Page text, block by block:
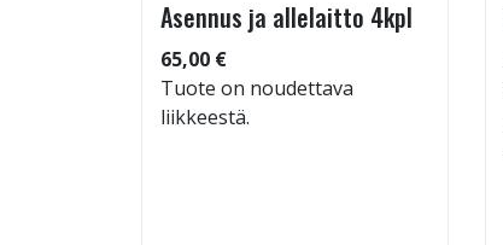
Asennus ja allelaitto 4kpl
65,00 €
Tuote on noudettava
liikkeestä.